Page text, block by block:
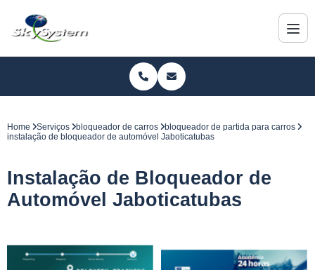
Home Serviços bloqueador de carros
bloqueador de partida para carros
instalação de bloqueador de automóvel Jaboticatubas
Instalação de Bloqueador de
Automóvel Jaboticatubas